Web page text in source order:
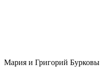
Мария и Григорий Бурковы